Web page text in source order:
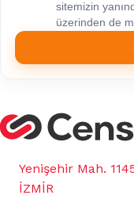
sitemizin
üzerinden de
Yenişehir Mah.
İZMİR